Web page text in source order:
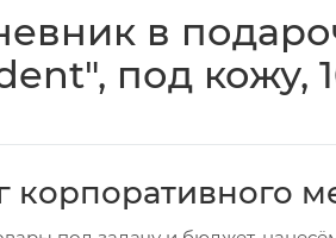
в
под кожу,
корпоративного